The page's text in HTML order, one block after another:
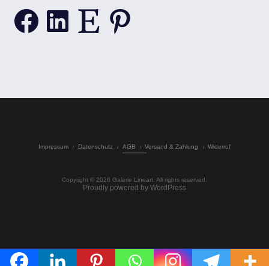
Facebook
LinkedIn Etsy Pinterest
Impressum Datenschutz AGB Versand & Zahlung Widerruf
Copyright © 2026 Galerie Lineart. All rights reserved.
Proudly powered by WordPress